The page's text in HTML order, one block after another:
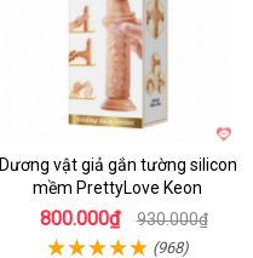
Dương vật giả gắn tường silicon
mềm PrettyLove Keon
800.000₫ 930.000₫
(968)